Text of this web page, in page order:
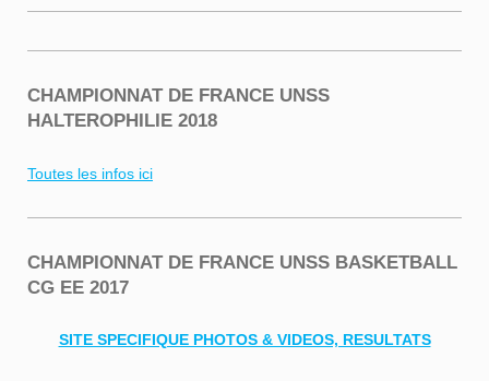
CHAMPIONNAT DE FRANCE UNSS
HALTEROPHILIE 2018
Toutes les infos ici
CHAMPIONNAT DE FRANCE UNSS BASKETBALL
CG EE 2017
SITE SPECIFIQUE PHOTOS & VIDEOS, RESULTATS